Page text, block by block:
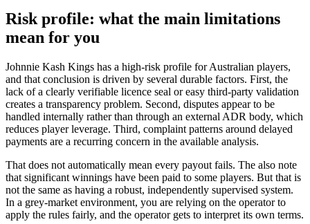
Risk profile: what the main limitations
mean for you
Johnnie Kash Kings has a high-risk profile for Australian players,
and that conclusion is driven by several durable factors. First, the
lack of a clearly verifiable licence seal or easy third-party validation
creates a transparency problem. Second, disputes appear to be
handled internally rather than through an external ADR body, which
reduces player leverage. Third, complaint patterns around delayed
payments are a recurring concern in the available analysis.
That does not automatically mean every payout fails. The also note
that significant winnings have been paid to some players. But that is
not the same as having a robust, independently supervised system.
In a grey-market environment, you are relying on the operator to
apply the rules fairly, and the operator gets to interpret its own terms.